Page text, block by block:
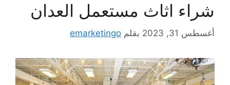
شراء اثاث مستعمل العدان
أغسطس 31, 2023 بقلم emarketingo